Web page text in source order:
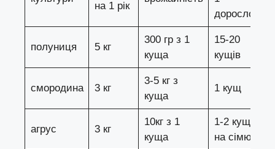
на 1 рік
дорослого
полуниця 5 кг
300 гр з 1
куща
15-20
кущів
смородина 3 кг
3-5 кг з
куща
1 кущ
агрус 3 кг
10кг з 1
куща
1-2 куща
на сімю